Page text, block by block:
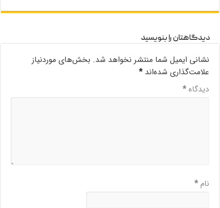
دیدگاهتان را بنویسید
نشانی ایمیل شما منتشر نخواهد شد. بخش‌های موردنیاز
علامت‌گذاری شده‌اند*
دیدگاه*
نام*